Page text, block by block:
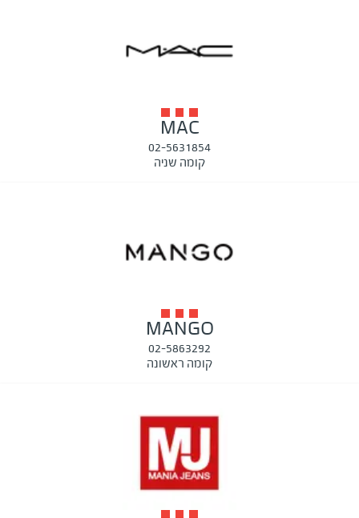
MAC
02-5631854
קומה שניה
MANGO
02-5863292
קומה ראשונה